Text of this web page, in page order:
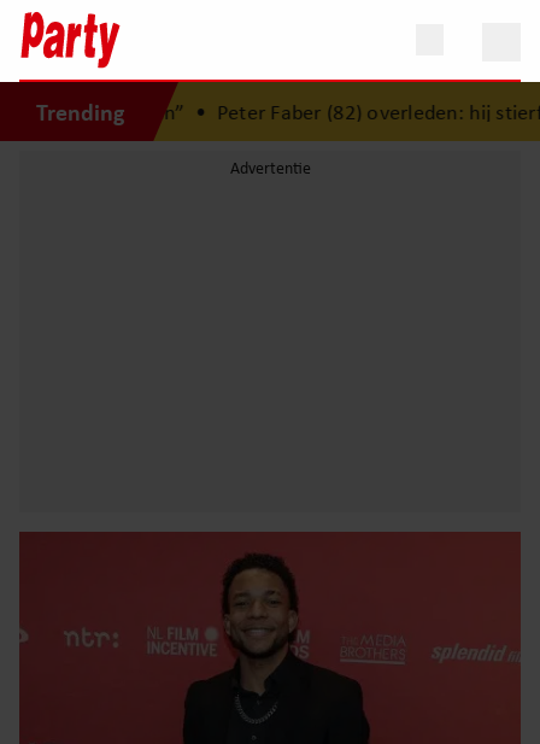
Trending
brein”• Peter Faber (82) overleden: hij stierf vredig